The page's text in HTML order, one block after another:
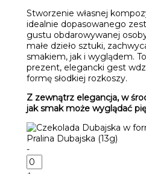
Stworzenie własnej
idealnie dopasowanego
gustu obdarowywanej
małe dzieło sztuki,
smakiem, jak i wyglądem.
prezent, elegancki gest
formę słodkiej rozkoszy.
Z zewnątrz elegancja, w
jak smak może wyglądać
Pralina Dubajska (13g)
-
ilość
Pralina